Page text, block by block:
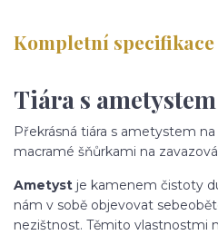
Kompletní specifikace
Tiára s ametystem
Překrásná tiára s ametystem
macramé šňůrkami na
Ametyst je kamenem čistoty
nám v sobě objevovat
nezištnost. Těmito vlastnostmi